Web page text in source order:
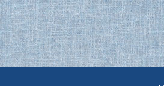
Skip
to
content